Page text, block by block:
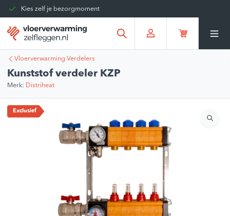
Kies zelf je bezorgmoment
Tot 30 dagen terug te sturen
Gratis verzending vanaf
€375,00*
Vloerverwarming Verdelers
Kunststof verdeler KZP
Merk: Distriheat
Exclusief